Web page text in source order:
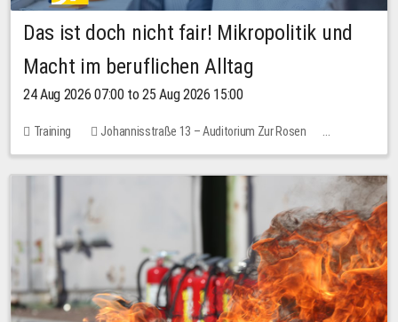
Das ist doch nicht fair! Mikropolitik und
Macht im beruflichen Alltag
24 Aug 2026 07:00 to 25 Aug 2026 15:00
Training
Johannisstraße 13 – Auditorium Zur Rosen
1 place
30.00 EUR